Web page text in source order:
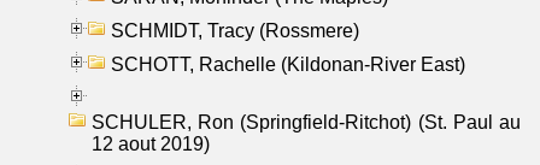
SCHMIDT, Tracy (Rossmere)
SCHOTT, Rachelle (Kildonan-River East)
SCHULER, Ron (Springfield-Ritchot) (St. Paul au
12 aout 2019)